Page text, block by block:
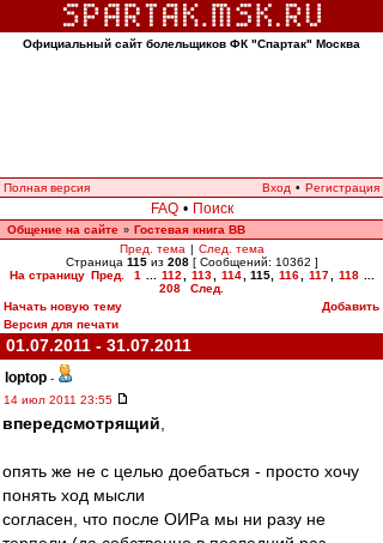
Официальный сайт болельщиков ФК "Спартак" Москва
Полная версия Вход • Регистрация
FAQ • Поиск
Общение на сайте » Гостевая книга ВВ
Пред. тема | След. тема
Страница 115из 208[ Сообщений: 10362 ]
На страницу Пред. 1 112 113 114 115 116 117 118
208
След.
Начать новую тему
Добавить
Версия для печати
01.07.2011 - 31.07.2011
loptop -
14 июл 2011 23:55
впередсмотрящий
опять же не с целью доебаться - просто хочу
понять ход мысли
согласен, что после ОИРа мы ни разу не